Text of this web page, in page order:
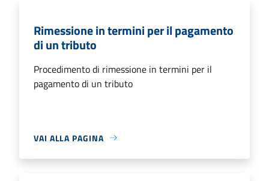
Rimessione in termini per il pagamento
di un tributo
Procedimento di rimessione in termini per il
pagamento di un tributo
VAI ALLA PAGINA